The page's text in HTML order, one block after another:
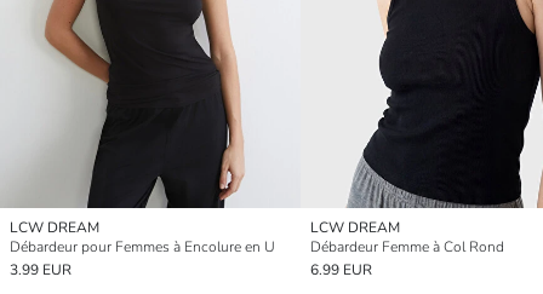
LCW DREAM
Débardeur pour Femmes à Encolure en U
3.99 EUR
LCW DREAM
Débardeur Femme à Col Rond
6.99 EUR